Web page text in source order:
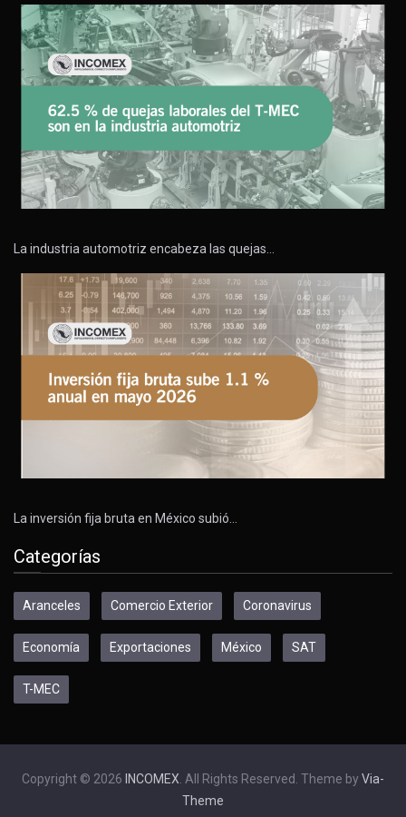
La industria automotriz encabeza las quejas…
La inversión fija bruta en México subió…
Categorías
Aranceles Comercio Exterior Coronavirus
Economía Exportaciones México SAT
T-MEC
Copyright © 2026 INCOMEX. All Rights Reserved. Theme by Via-
Theme